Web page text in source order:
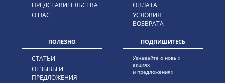
ПРЕДСТАВИТЕЛЬСТВА
О НАС
ОПЛАТА
УСЛОВИЯ
ВОЗВРАТА
ПОЛЕЗНО
СТАТЬИ
ОТЗЫВЫ И
ПРЕДЛОЖЕНИЯ
ПОДПИШИТЕСЬ
Узнавайте о новых
акциях
и предложениях